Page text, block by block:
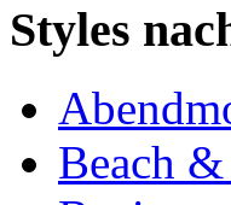
Styles
Beach